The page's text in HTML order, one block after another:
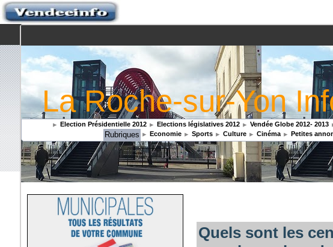
La Roche-sur-Yon
Vendée Globe 2012- 2013
Elections législatives 2012
Election Présidentielle 2012
Petites
Cinéma
Culture
Sports
Economie
Rubriques
Quels sont les